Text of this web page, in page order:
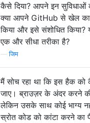
कैसे दिया? आपने इन सुविधाओं
क्या आपने GitHub से खेल का
किया और इसे संशोधित किया?
एक और सीधा तरीका है?
—जिम
मैं सोच रहा था कि इस हैक को
जाए। ब्राउज़र के अंदर करने
लेकिन उसके साथ कोई भाग्य
स्रोत कोड को कांटा करने का